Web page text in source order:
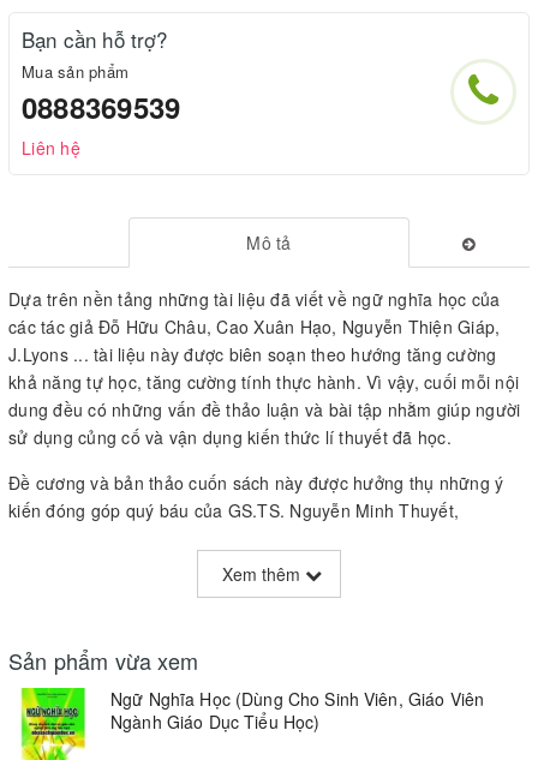
Bạn cần hỗ trợ?
Mua sản phẩm
0888369539
Liên hệ
Mô tả
Dựa trên nền tảng những tài liệu đã viết về ngữ nghĩa học của
các tác giả Đỗ Hữu Châu, Cao Xuân Hạo, Nguyễn Thiện Giáp,
J.Lyons ... tài liệu này được biên soạn theo hướng tăng cường
khả năng tự học, tăng cường tính thực hành. Vì vậy, cuối mỗi nội
dung đều có những vấn đề thảo luận và bài tập nhằm giúp người
sử dụng củng cố và vận dụng kiến thức lí thuyết đã học.
Đề cương và bản thảo cuốn sách này được hưởng thụ những ý
kiến đóng góp quý báu của GS.TS. Nguyễn Minh Thuyết,
Sách có nội dung gồm 4 chương chính như sau :
Chương II.Ngữ nghĩa học từ vựng
Chương III.
Chương IV.
Ngữ nghĩa học dụng pháp
Xem thêm
Sản phẩm vừa xem
Ngữ Nghĩa Học (Dùng Cho Sinh Viên, Giáo Viên
Ngành Giáo Dục Tiểu Học)